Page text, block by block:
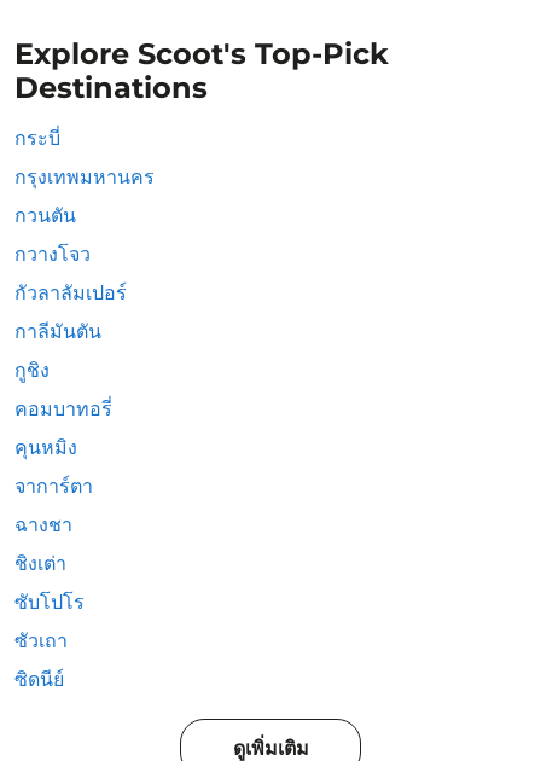
Explore Scoot's Top-Pick
Destinations
กระบี่
กรุงเทพมหานคร
กวนตัน
กวางโจว
กัวลาลัมเปอร์
กาลีมันตัน
กูชิง
คอมบาทอรี่
คุนหมิง
จาการ์ตา
ฉางชา
ชิงเต่า
ซับโปโร
ซัวเถา
ซิดนีย์
ดูเพิ่มเติม